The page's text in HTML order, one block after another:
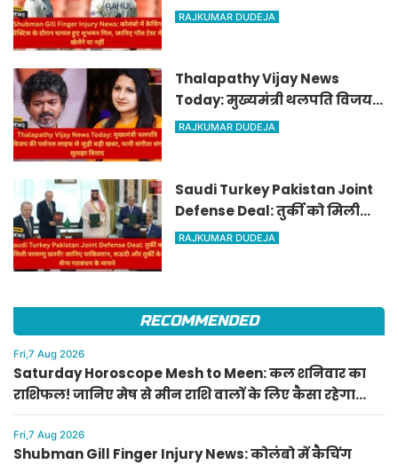
के दौरान घायल हुए शुभमन गिल,
RAJKUMAR DUDEJA
Thalapathy Vijay News
Today: मुख्यमंत्री थलपति विजय
की पर्सनल लाइफ से जुड़ी बड़ी खबर,
RAJKUMAR DUDEJA
Saudi Turkey Pakistan Joint
Defense Deal: तुर्की को मिली
परमाणु छतरी! जानिए पाकिस्तान,
RAJKUMAR DUDEJA
RECOMMENDED
Fri,7 Aug 2026
Saturday Horoscope Mesh to Meen: कल शनिवार का
राशिफल! जानिए मेष से मीन राशि वालों के लिए कैसा रहेगा
दिन, किसे मिलेगा आर्थिक लाभ
Fri,7 Aug 2026
Shubman Gill Finger Injury News: कोलंबो में कैचिंग